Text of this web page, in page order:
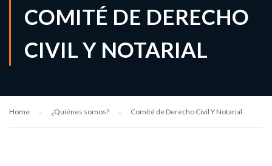
COMITÉ DE DERECHO
CIVIL Y NOTARIAL
Home ¿Quiénes somos? Comité de Derecho Civil Y Notarial